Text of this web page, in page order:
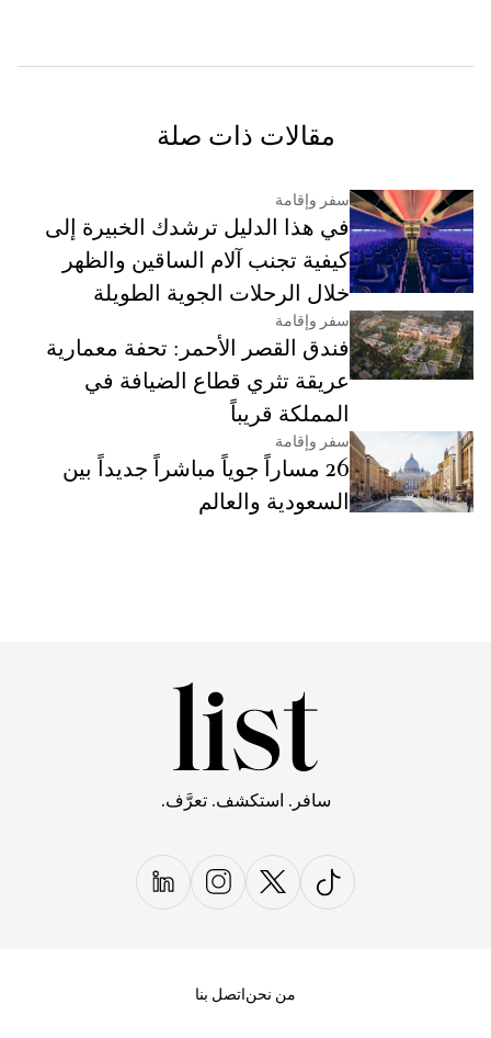
مقالات ذات صلة
سفر وإقامة
في هذا الدليل ترشدك الخبيرة إلى
كيفية تجنب آلام الساقين والظهر
خلال الرحلات الجوية الطويلة
سفر وإقامة
فندق القصر الأحمر: تحفة معمارية
عريقة تثري قطاع الضيافة في
المملكة قريباً
سفر وإقامة
26 مساراً جوياً مباشراً جديداً بين
السعودية والعالم
سافر. استكشف. تعرَّف.
من نحن اتصل بنا